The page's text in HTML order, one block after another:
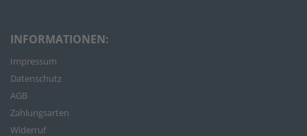
INFORMATIONEN:
Impressum
Datenschutz
AGB
Zahlungsarten
Widerruf